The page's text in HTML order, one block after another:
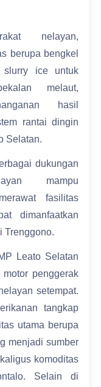
nelayan,
berupa bengkel
ice untuk
melaut,
hasil
rantai dingin
Selatan.
dukungan
mampu
fasilitas
dimanfaatkan
Trenggono.
Leato Selatan
penggerak
setempat.
tangkap
utama berupa
menjadi sumber
komoditas
Selain di